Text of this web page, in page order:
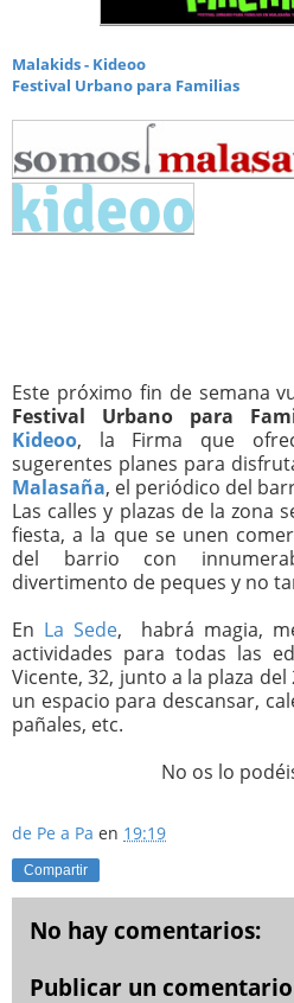
Malakids - Kideoo
Festival Urbano para Familias
Este próximo fin de semana
Festival Urbano para
Kideoo, la Firma que
sugerentes planes para
Malasaña, el periódico del
Las calles y plazas de la zona
fiesta, a la que se unen
del barrio con
divertimento de peques y no
En La Sede, habrá magia,
actividades para todas las
Vicente, 32, junto a la plaza
un espacio para descansar,
pañales, etc.
No os lo
de Pe a Pa en 19:19
Compartir
No hay comentarios:
Publicar un comentario